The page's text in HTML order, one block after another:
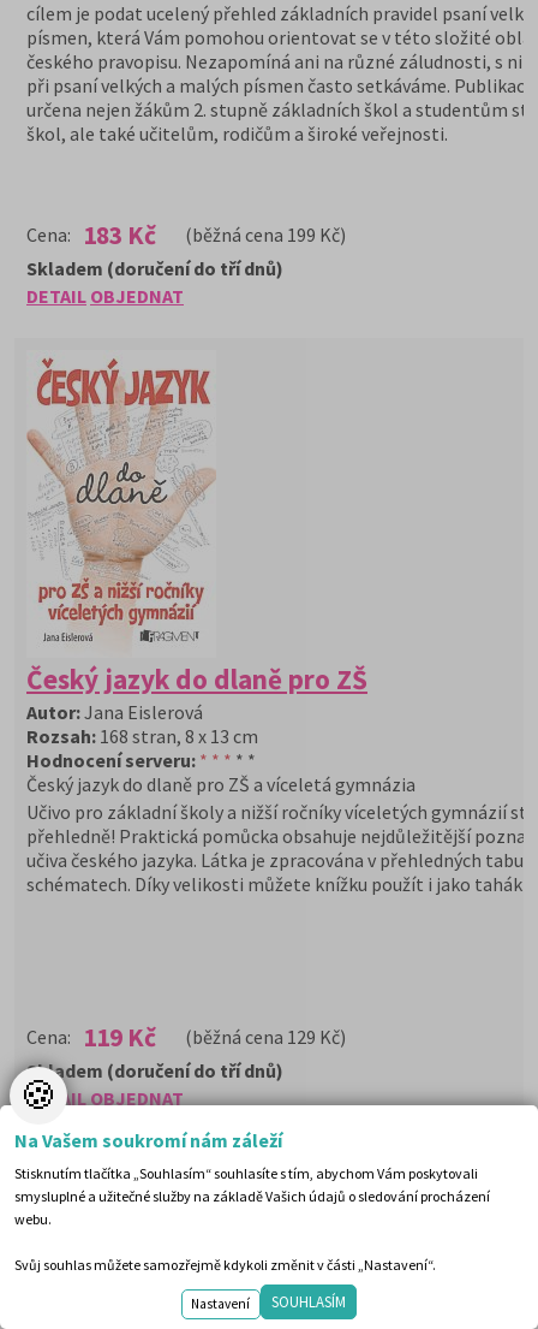
cílem je podat ucelený přehled základních pravidel psaní
písmen, která Vám pomohou orientovat se v této složité
českého pravopisu. Nezapomíná ani na různé záludnosti, s
při psaní velkých a malých písmen často setkáváme. Publikace
určena nejen žákům 2. stupně základních škol a studentům
škol, ale také učitelům, rodičům a široké veřejnosti.
Cena: 183 Kč (běžná cena 199 Kč)
DETAIL OBJEDNAT
Skladem (doručení do tří dnů)
Český jazyk do dlaně pro ZŠ
Autor:Jana Eislerová
Rozsah: 168 stran, 8 x 13 cm
Hodnocení serveru: * * * * *
Český jazyk do dlaně pro ZŠ a víceletá gymnázia
Učivo pro základní školy a nižší ročníky víceletých gymnázií
přehledně! Praktická pomůcka obsahuje nejdůležitější
učiva českého jazyka. Látka je zpracována v přehledných
schématech. Díky velikosti můžete knížku použít i jako tahák
Cena: 119 Kč (běžná cena 129 Kč)
DETAILOBJEDNAT
Skladem (doručení do tří dnů)
🍪
Na Vašem soukromí nám záleží
Stisknutím tlačítka „Souhlasím“ souhlasíte s tím, abychom Vám poskytovali
smysluplné a užitečné služby na základě Vašich údajů o sledování procházení
webu.
Svůj souhlas můžete samozřejmě kdykoli změnit v části „Nastavení“.
Nastavení SOUHLASÍM